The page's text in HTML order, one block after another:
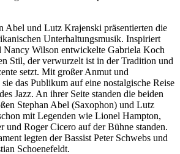
Abel und Lutz Krajenski präsentierten die
Unterhaltungsmusik. Inspiriert
Nancy Wilson entwickelte Gabriela Koch
Stil, der verwurzelt ist in der Tradition und
setzt. Mit großer Anmut und
das Publikum auf eine nostalgische Reise
Jazz. An ihrer Seite standen die beiden
Stephan Abel (Saxophon) und Lutz
mit Legenden wie Lionel Hampton,
und Roger Cicero auf der Bühne standen.
legten der Bassist Peter Schwebs und
Schoenefeldt.